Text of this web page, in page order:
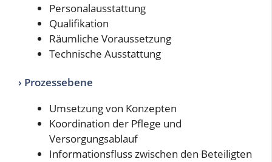
Personalausstattung
Qualifikation
Räumliche Voraussetzung
Technische Ausstattung
› Prozessebene
Umsetzung von Konzepten
Koordination der Pflege und
Versorgungsablauf
Informationsfluss zwischen den Beteiligten